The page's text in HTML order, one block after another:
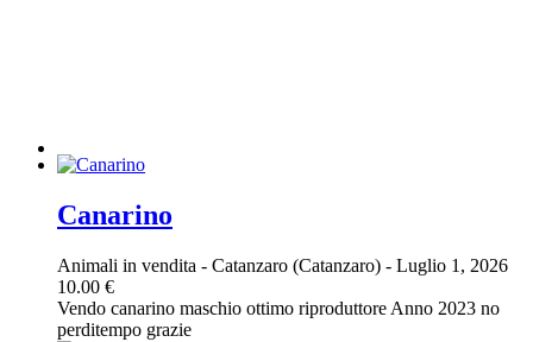
Canarino
Animali in vendita - Catanzaro (Catanzaro) - Luglio 1, 2026
10.00 €
Vendo canarino maschio ottimo riproduttore Anno 2023 no
perditempo grazie